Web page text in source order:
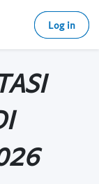
Log in